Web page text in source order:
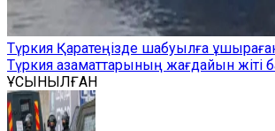
Түркия Қаратеңізде шабуылға
Түркия азаматтарының жағдайын жіті
ҰСЫНЫЛҒАН